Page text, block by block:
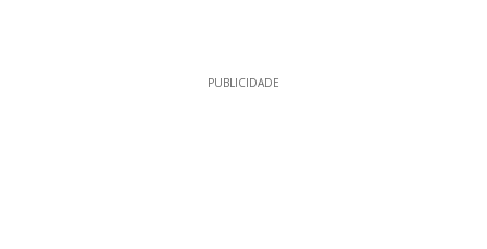
PUBLICIDADE